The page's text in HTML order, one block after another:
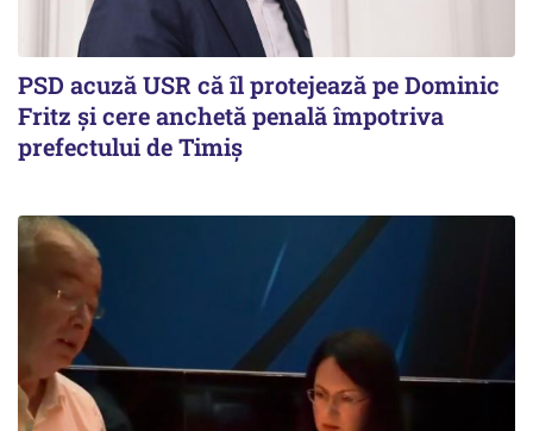
PSD acuză USR că îl protejează pe Dominic
Fritz și cere anchetă penală împotriva
prefectului de Timiș